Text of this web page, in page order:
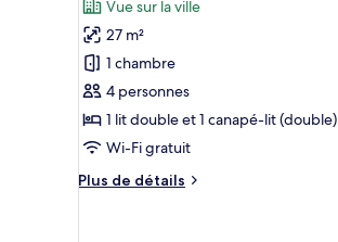
pour
ce
type
de
chambre :
Suite
Classique
Vue sur la ville
27 m²
1 chambre
4 personnes
1 lit double et 1 canapé-lit (double)
Wi-Fi gratuit
Plus de détails
Plus